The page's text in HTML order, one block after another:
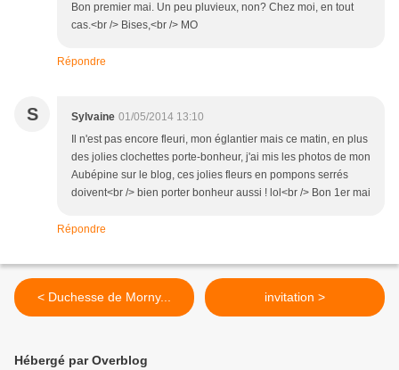
Bon premier mai. Un peu pluvieux, non? Chez moi, en tout
cas.<br /> Bises,<br /> MO
Répondre
S Sylvaine 01/05/2014 13:10
Il n'est pas encore fleuri, mon églantier mais ce matin, en plus
des jolies clochettes porte-bonheur, j'ai mis les photos de mon
Aubépine sur le blog, ces jolies fleurs en pompons serrés
doivent<br /> bien porter bonheur aussi ! lol<br /> Bon 1er mai
Répondre
< Duchesse de Morny... invitation >
Hébergé par Overblog